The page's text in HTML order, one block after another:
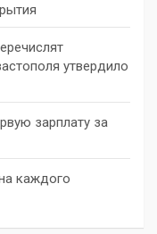
утвердило
зарплату за
каждого